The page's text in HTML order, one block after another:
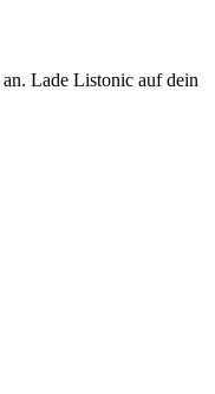
Lade Listonic auf dein